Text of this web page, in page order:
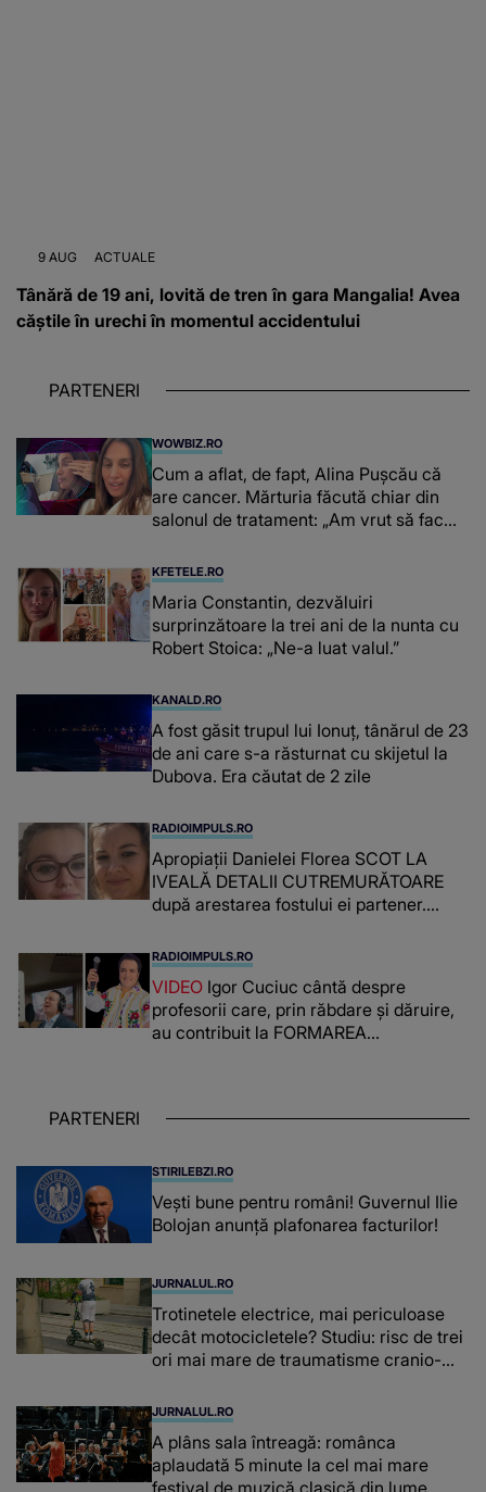
9 AUG ACTUALE
Tânără de 19 ani, lovită de tren în gara Mangalia! Avea
căștile în urechi în momentul accidentului
PARTENERI
WOWBIZ.RO
Cum a aflat, de fapt, Alina Pușcău că
are cancer. Mărturia făcută chiar din
salonul de tratament: „Am vrut să fac
înțepe sânul”
KFETELE.RO
Maria Constantin, dezvăluiri
surprinzătoare la trei ani de la nunta cu
Robert Stoica: „Ne-a luat valul.”
KANALD.RO
A fost găsit trupul lui Ionuț, tânărul de 23
de ani care s-a răsturnat cu skijetul la
Dubova. Era căutat de 2 zile
RADIOIMPULS.RO
Apropiații Danielei Florea SCOT LA
IVEALĂ DETALII CUTREMURĂTOARE
după arestarea fostului ei partener.
românca ucisă în Italia și ascunsă în
lada unui pat: " Îmi pare rău că nu am
reușit să fac mai mult pentru ea și..."
RADIOIMPULS.RO
VIDEO Igor Cuciuc cântă despre
profesorii care, prin răbdare și dăruire,
au contribuit la FORMAREA
chiar și după trecerea anilor: "De
PARTENERI
STIRILEBZI.RO
Vești bune pentru români! Guvernul Ilie
Bolojan anunță plafonarea facturilor!
JURNALUL.RO
Trotinetele electrice, mai periculoase
decât motocicletele? Studiu: risc de trei
ori mai mare de traumatisme cranio-
JURNALUL.RO
A plâns sala întreagă: românca
aplaudată 5 minute la cel mai mare
festival de muzică clasică din lume